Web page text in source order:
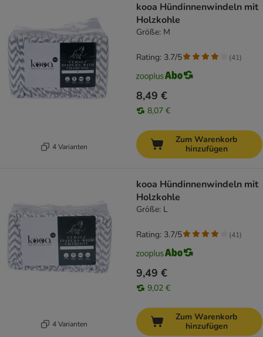
4 Varianten
kooa Hündinnenwindeln mit
Holzkohle
Größe: M
8,49 €
8,07 €
Rating: 3.7/5 (41)
Zum Warenkorb
hinzufügen
4 Varianten
kooa Hündinnenwindeln mit
Holzkohle
Größe: L
9,49 €
9,02 €
Rating: 3.7/5 (41)
Zum Warenkorb
hinzufügen